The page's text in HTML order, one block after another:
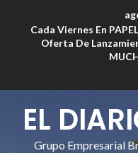
Cada Viernes En
Oferta De
EL
Grupo Empresarial